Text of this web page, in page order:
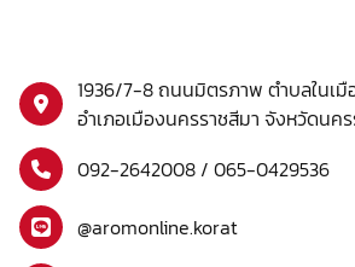
1936/7-8 ถนนมิตรภาพ ตำบลในเมื
อำเภอเมืองนครราชสีมา จังหวัดนค
092-2642008 / 065-0429536
@aromonline.korat